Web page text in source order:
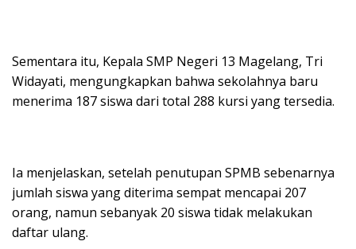
Sementara itu, Kepala SMP Negeri 13 Magelang, Tri
Widayati, mengungkapkan bahwa sekolahnya baru
menerima 187 siswa dari total 288 kursi yang tersedia.
Ia menjelaskan, setelah penutupan SPMB sebenarnya
jumlah siswa yang diterima sempat mencapai 207
orang, namun sebanyak 20 siswa tidak melakukan
daftar ulang.